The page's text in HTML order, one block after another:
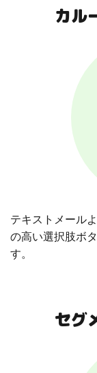
カル
テキストメール
の高い選択肢ボ
す。
セグ